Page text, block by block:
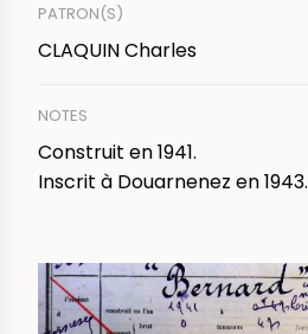
PATRON(S)
CLAQUIN Charles
NOTES
Construit en 1941.
Inscrit à Douarnenez en 1943.
IMAGE